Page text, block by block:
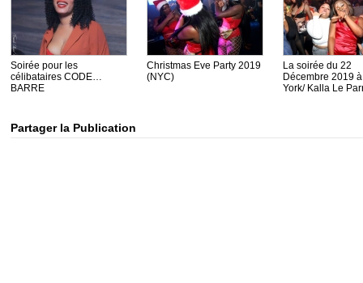
Soirée pour les
célibataires CODE
BARRE
Christmas Eve Party 2019
(NYC)
La soirée du 22
Décembre 2019
York/ Kalla Le
Partager la Publication